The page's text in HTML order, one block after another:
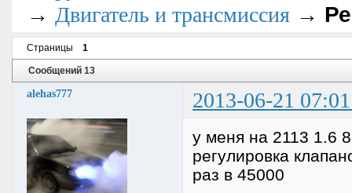
→ Двигатель и трансмиссия →
Страницы 1
Сообщений 13
alehas777 2013-06-21
у меня на 2113 1.6
регулировка
раз в 45000